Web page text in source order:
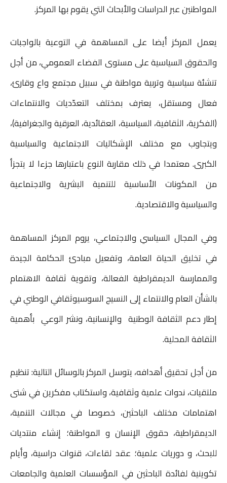
المواطنين عبر الدراسات والأبحاث التي يقوم بها المركز.
يعمل المركز أيضا على المساهمة في التوعية بالواجبات
والحقوق السياسية على مستوى الفضاء العمومي، من أجل
تنشئة سياسية وتربية مواطنة في سبيل مجتمع واع وقارئ،
فعال ومستقل، يعترف بمختلف التعدّديات والانتماءات
(الفكرية، الثقافية، السياسية، العقائدية، العرقية والجغرافية)،
ويتجاوب مع مختلف الإشكاليات الاجتماعية والسياسية
الكبرى. معتمدا في ذلك مقاربة النوع باعتبارها جزءا لا يتجزأ
من المكونات الأساسية للتنمية البشرية والاجتماعية
والسياسية والاقتصادية.
وفي المجال السياسي والاجتماعي، يروم المركز المساهمة
في تخليق الحياة العامة، وتفعيل مبادئ الحكامة الجيدة
والممارسة الديمقراطية الفعالة، وتقوية ثقافة الاهتمام
بالشأن العام والانتماء إلى النسيج السوسيوثقافي الوطني في
إطار دعم الثقافة الوطنية والإنسانية، ونشر الوعي بأهمية
الثقافة المحلية.
من أجل تحقيق أهدافه، يتوسل المركز بالوسائل التالية: تنظيم
ملتقيات، ندوات علمية وثقافية، واستكتاب مفكرين في شتى
اهتمامات مختلف الباحثين، خصوصا في مجالات التنمية،
الديمقراطية، حقوق الإنسان و المواطنة؛ إنشاء منتديات
للبحث، و دوريات علمية؛ عقد لقاءات، قنوات دراسية، وأيام
تكوينية لفائدة الباحثين في المؤسسات العلمية والجامعات